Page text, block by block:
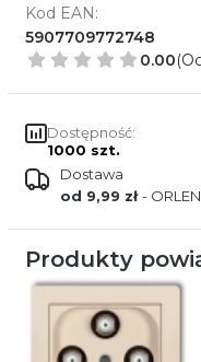
Kod EAN:
5907709772748
0.00
Dostępność:
1000 szt.
Dostawa
od 9,99 zł- ORLEN
Produkty